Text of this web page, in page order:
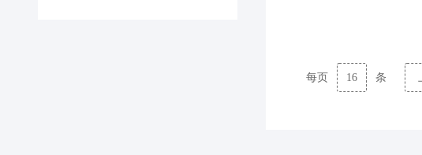
每页 16 条